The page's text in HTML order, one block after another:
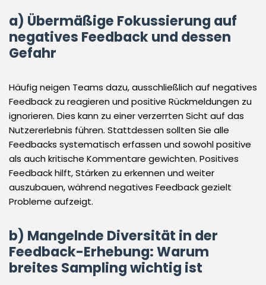
a) Übermäßige Fokussierung auf
negatives Feedback und dessen
Gefahr
Häufig neigen Teams dazu, ausschließlich auf negatives
Feedback zu reagieren und positive Rückmeldungen zu
ignorieren. Dies kann zu einer verzerrten Sicht auf das
Nutzererlebnis führen. Stattdessen sollten Sie alle
Feedbacks systematisch erfassen und sowohl positive
als auch kritische Kommentare gewichten. Positives
Feedback hilft, Stärken zu erkennen und weiter
auszubauen, während negatives Feedback gezielt
Probleme aufzeigt.
b) Mangelnde Diversität in der
Feedback-Erhebung: Warum
breites Sampling wichtig ist